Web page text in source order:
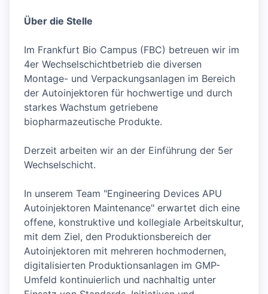
Über die Stelle
Im Frankfurt Bio Campus (FBC) betreuen wir im
4er Wechselschichtbetrieb die diversen
Montage- und Verpackungsanlagen im Bereich
der Autoinjektoren für hochwertige und durch
starkes Wachstum getriebene
biopharmazeutische Produkte.
Derzeit arbeiten wir an der Einführung der 5er
Wechselschicht.
In unserem Team "Engineering Devices APU
Autoinjektoren Maintenance" erwartet dich eine
offene, konstruktive und kollegiale Arbeitskultur,
mit dem Ziel, den Produktionsbereich der
Autoinjektoren mit mehreren hochmodernen,
digitalisierten Produktionsanlagen im GMP-
Umfeld kontinuierlich und nachhaltig unter